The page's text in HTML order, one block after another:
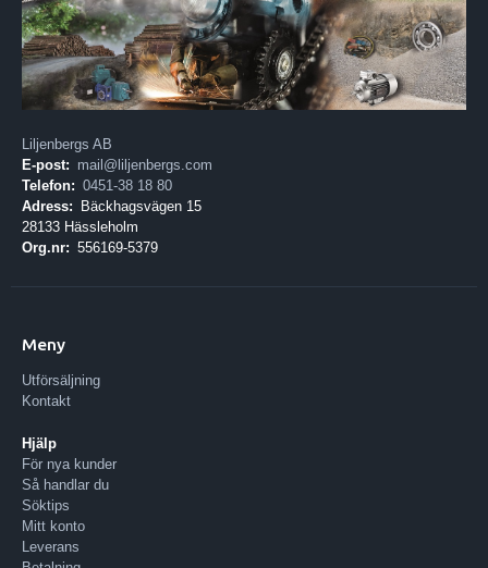
Liljenbergs AB
E-post: mail@liljenbergs.com
Telefon: 0451-38 18 80
Adress:
Bäckhagsvägen 15
28133 Hässleholm
Org.nr: 556169-5379
Meny
Utförsäljning
Kontakt
Hjälp
För nya kunder
Så handlar du
Söktips
Mitt konto
Leverans